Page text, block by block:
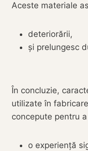
Aceste materiale
deteriorării,
și prelungesc
În concluzie,
utilizate în
concepute pentru
o experiență